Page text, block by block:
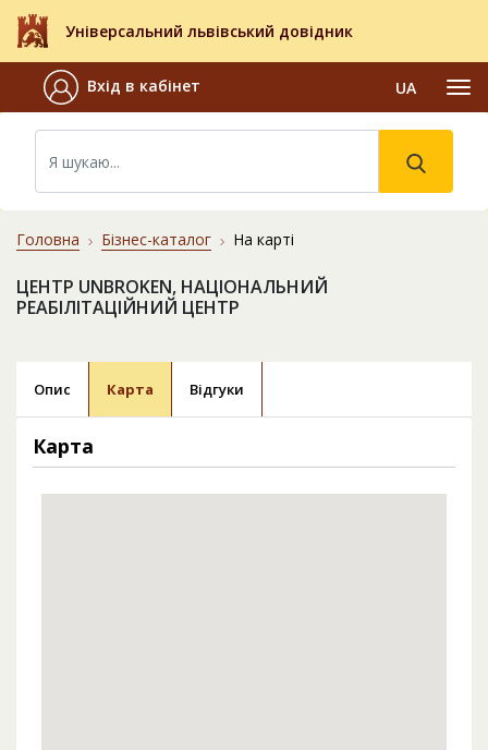
Універсальний львівський довідник
Вхід в кабінет UA
Головна Бізнес-каталог На карті
ЦЕНТР UNBROKEN, НАЦІОНАЛЬНИЙ
РЕАБІЛІТАЦІЙНИЙ ЦЕНТР
Опис Карта Відгуки
Карта